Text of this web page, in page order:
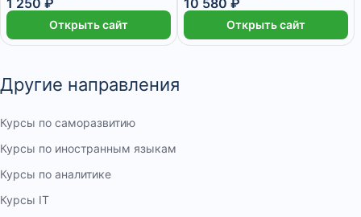
1 250 ₽
Открыть сайт
10 580 ₽
Открыть сайт
Другие направления
Курсы по саморазвитию
Курсы по иностранным языкам
Курсы по аналитике
Курсы IT